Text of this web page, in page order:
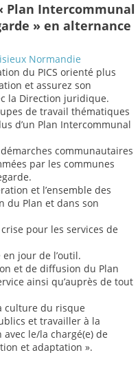
Plan Intercommunal
» en alternance
Normandie
du PICS orienté plus
et assurez son
la Direction juridique.
de travail thématiques
d’un Plan Intercommunal
communautaires
par les communes
et l’ensemble des
du Plan et dans son
pour les services de
jour de l’outil.
et de diffusion du Plan
ainsi qu’auprès de tout
culture du risque
et travailler à la
le/la chargé(e) de
et adaptation ».